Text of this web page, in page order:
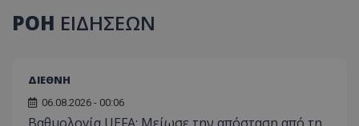
ΡΟΗ ΕΙΔΗΣΕΩΝ
ΔΙΕΘΝΗ
06.08.2026 - 00:06